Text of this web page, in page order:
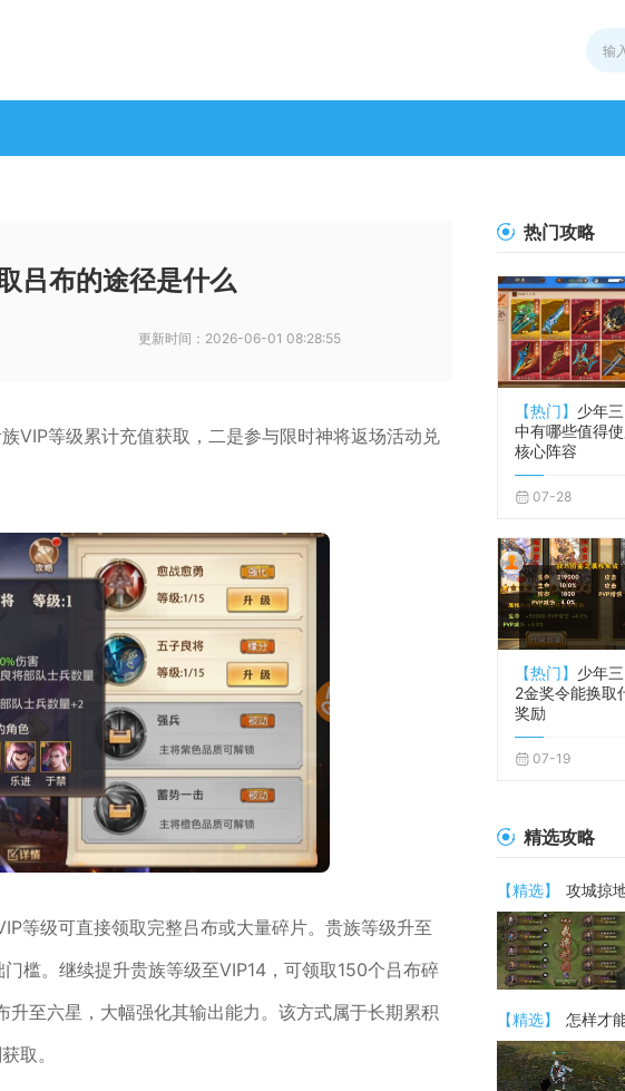
吕布的途径是什么
更新时间： 2026-06-01 08:28:55
VIP等级累计充值获取，二是参与限时神将返场活动兑
等级可直接领取完整吕布或大量碎片。贵族等级升至
槛。继续提升贵族等级至VIP14，可领取150个吕布碎
至六星，大幅强化其输出能力。该方式属于长期累积
取。
热门攻略
【热门】 少年
中有哪些值得
核心阵容
07-28
【热门】 少年
2金奖令能换取
奖励
07-19
精选攻略
【精选】 攻城掠
【精选】 怎样才